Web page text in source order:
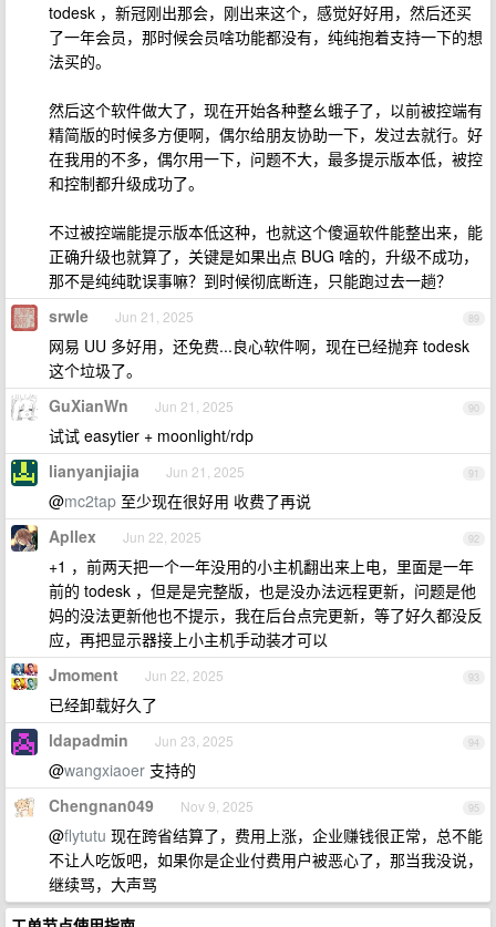
todesk ，新冠刚出那会，刚出来这个，感觉好好用，然后还买
了一年会员，那时候会员啥功能都没有，纯纯抱着支持一下的想
法买的。
然后这个软件做大了，现在开始各种整幺蛾子了，以前被控端有
精简版的时候多方便啊，偶尔给朋友协助一下，发过去就行。好
在我用的不多，偶尔用一下，问题不大，最多提示版本低，被控
和控制都升级成功了。
不过被控端能提示版本低这种，也就这个傻逼软件能整出来，能
正确升级也就算了，关键是如果出点 BUG 啥的，升级不成功，
那不是纯纯耽误事嘛？到时候彻底断连，只能跑过去一趟？
89
srwle Jun 21, 2025
网易 UU 多好用，还免费...良心软件啊，现在已经抛弃 todesk
这个垃圾了。
90
GuXianWn Jun 21, 2025
试试 easytier + moonlight/rdp
91
lianyanjiajia Jun 21, 2025
@mc2tap 至少现在很好用 收费了再说
92
Apllex Jun 22, 2025
+1 ，前两天把一个一年没用的小主机翻出来上电，里面是一年
前的 todesk ，但是是完整版，也是没办法远程更新，问题是他
妈的没法更新他也不提示，我在后台点完更新，等了好久都没反
应，再把显示器接上小主机手动装才可以
93
Jmoment Jun 22, 2025
已经卸载好久了
94
ldapadmin Jun 23, 2025
@wangxiaoer 支持的
95
Chengnan049 Nov 9, 2025
@flytutu 现在跨省结算了，费用上涨，企业赚钱很正常，总不能
不让人吃饭吧，如果你是企业付费用户被恶心了，那当我没说，
继续骂，大声骂